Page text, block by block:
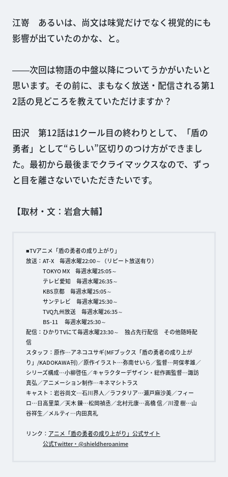
江嵜 あるいは、尚文は味覚だけでなく視覚的にも
影響が出ていたのかな、と。
――次回は物語の中盤以降についてうかがいたいと
思います。その前に、まもなく放送・配信される第1
2話の見どころを教えていただけますか？
田沢 第12話は1クール目の終わりとして、「盾の
勇者」として“らしい”区切りのつけ方ができまし
た。最初から最後までクライマックスなので、ずっ
と目を離さないでいただきたいです。
【取材・文：岩倉大輔】
■TVアニメ「盾の勇者の成り上がり」
放送：AT-X 毎週水曜22:00～（リピート放送有り）
TOKYO MX 毎週水曜25:05～
テレビ愛知 毎週水曜26:35～
KBS京都 毎週水曜25:05～
サンテレビ 毎週水曜25:30～
TVQ九州放送 毎週水曜26:35～
BS-11 毎週水曜25:30～
配信：ひかりTVにて毎週水曜23:30～ 独占先行配信 その他随時配
信
スタッフ：原作…アネコユサギ(MFブックス「盾の勇者の成り上が
り」/KADOKAWA刊)／原作イラスト…弥南せいら／監督…阿保孝雄／
シリーズ構成…小柳啓伍／キャラクターデザイン・総作画監督…諏訪
真弘／アニメーション制作…キネマシトラス
キャスト：岩谷尚文…石川界人／ラフタリア…瀬戸麻沙美／フィー
ロ…日高里菜／天木 錬…松岡禎丞／北村元康…高橋 信／川澄 樹…山
谷祥生／メルティ…内田真礼
リンク： アニメ「盾の勇者の成り上がり」公式サイト
公式Twitter・@shieldheroanime